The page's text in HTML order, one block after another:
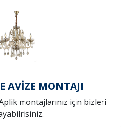
AVİZE MONTAJI
montajlarınız için bizleri